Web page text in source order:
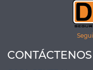
CONTÁCTENOS